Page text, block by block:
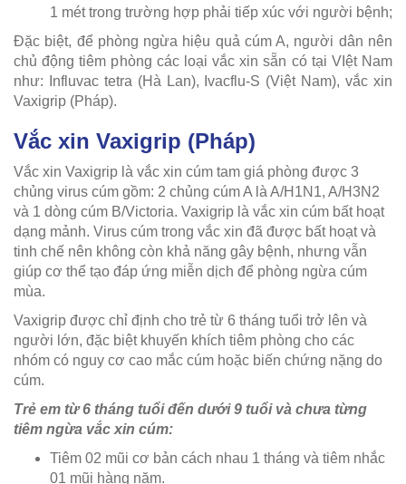
1 mét trong trường hợp phải tiếp xúc với người bệnh;
Đặc biệt, để phòng ngừa hiệu quả cúm A, người dân nên
chủ động tiêm phòng các loại vắc xin sẵn có tại VIệt Nam
như: Influvac tetra (Hà Lan), Ivacflu-S (Việt Nam), vắc xin
Vaxigrip (Pháp).
Vắc xin Vaxigrip (Pháp)
Vắc xin Vaxigrip là vắc xin cúm tam giá phòng được 3
chủng virus cúm gồm: 2 chủng cúm A là A/H1N1, A/H3N2
và 1 dòng cúm B/Victoria. Vaxigrip là vắc xin cúm bất hoạt
dạng mảnh. Virus cúm trong vắc xin đã được bất hoạt và
tinh chế nên không còn khả năng gây bệnh, nhưng vẫn
giúp cơ thể tạo đáp ứng miễn dịch để phòng ngừa cúm
mùa.
Vaxigrip được chỉ định cho trẻ từ 6 tháng tuổi trở lên và
người lớn, đặc biệt khuyến khích tiêm phòng cho các
nhóm có nguy cơ cao mắc cúm hoặc biến chứng nặng do
cúm.
Trẻ em từ 6 tháng tuổi đến dưới 9 tuổi và chưa từng
tiêm ngừa vắc xin cúm:
Tiêm 02 mũi cơ bản cách nhau 1 tháng và tiêm nhắc
01 mũi hàng năm.